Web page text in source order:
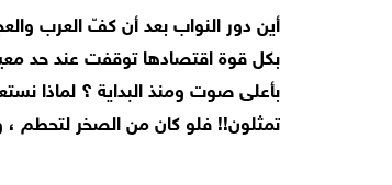
أين دور النواب بعد أن كفّ العرب
بكل قوة اقتصادها توقفت عند حد
بأعلى صوت ومنذ البداية ؟ لماذا
تمثلون!! فلو كان من الصخر لتحطم ،